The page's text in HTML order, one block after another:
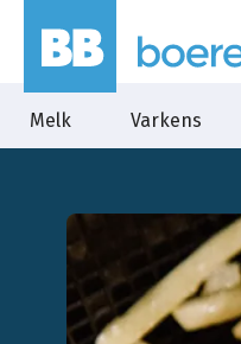
Melk Varkens